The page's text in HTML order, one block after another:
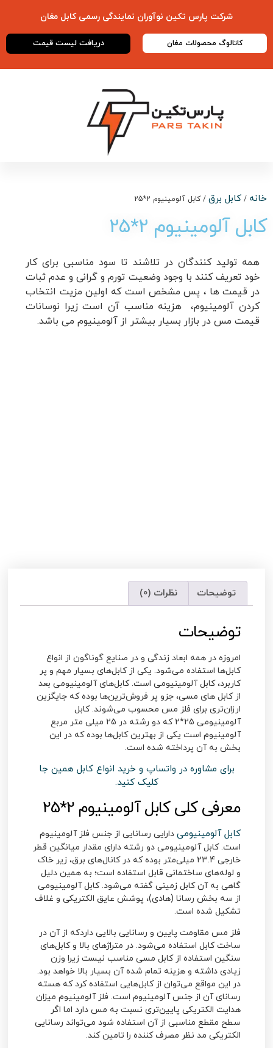
شرکت پارس تکین نوآوران نمایندگی رسمیکابل مغان
کاتالوگ محصولات مغان دریافت لیست قیمت
خانه / کابل برق / کابل آلومینیوم 2*25
کابل آلومینیوم 2*25
همه تولید کنندگان در تلاشند تا سود مناسبی برای کار
خود تعریف کنند با وجود وضعیت تورم و گرانی و عدم ثبات
در قیمت ها ، پس مشخص است که اولین مزیت انتخاب
کردن آلومینیوم، هزینه مناسب آن است زیرا نوسانات
قیمت مس در بازار بسیار بیشتر از آلومینیوم می‌ باشد.
توضیحات نظرات (0)
توضیحات
امروزه در همه ابعاد زندگی و در صنایع گوناگون از انواع
کابل‌ها استفاده می‌شود. یکی از کابل‌های بسیار مهم و پر
کاربرد، کابل آلومینیومی است. کابل‌های آلومینیومی بعد
از کابل های مسی، جزو پر فروش‌ترین‌ها بوده که جایگزین
ارزان‌تری برای فلز مس محسوب می‌شوند.‌کابل
آلومینیومی 25*2
که دو رشته در 25 میلی متر مربع
آلومینیوم است یکی از بهترین کابل‌ها بوده که در این
بخش به آن پرداخته شده است.
برای مشاوره در واتساپ و خرید انواع کابل همین جا
کلیک کنید.
معرفی کلی کابل آلومینیوم 2* 25
کابل آلومینیومی دارایی رسانایی از جنس فلز آلومینیوم
است. کابل آلومینیومی دو رشته دارای مقدار میانگین قطر
خارجی 23.4 میلی‌متر بوده که در کانال‌های برق، زیر خاک
و لوله‌های ساختمانی قابل استفاده است؛ به همین دلیل
گاهی به آن کابل زمینی گفته می‌شود. کابل آلومینیومی
از سه بخش رسانا (هادی)، پوشش عایق الکتریکی و غلاف
تشکیل شده است.
فلز مس مقاومت پایین و رسانایی بالایی داردکه از آن در
ساخت کابل استفاده می‌شود. در متراژهای بالا و کابل‌های
سنگین استفاده از کابل مسی مناسب نیست زیرا وزن
زیادی داشته و هزینه تمام شده آن بسیار بالا خواهد بود.
در این مواقع می‌توان از کابل‌هایی استفاده کرد که هسته
رسانای آن از جنس آلومینیوم است. فلز آلومینیوم میزان
هدایت الکتریکی پایین‌تری نسبت به مس دارد اما اگر
سطح مقطع مناسبی از آن استفاده شود می‌تواند رسانایی
الکتریکی مد نظر مصرف کننده را تامین کند.